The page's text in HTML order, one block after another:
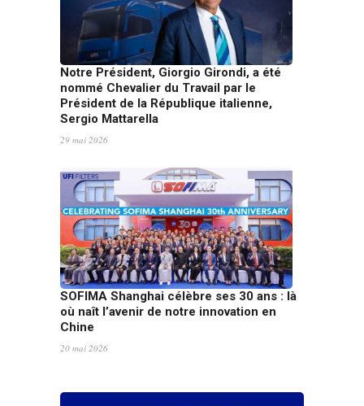
Notre Président, Giorgio Girondi, a été
nommé Chevalier du Travail par le
Président de la République italienne,
Sergio Mattarella
29 mai 2026
SOFIMA Shanghai célèbre ses 30 ans : là
où naît l’avenir de notre innovation en
Chine
20 mai 2026